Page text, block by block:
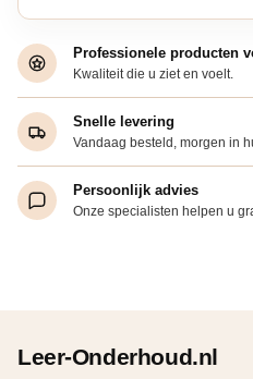
Professionele producten
Kwaliteit die u ziet en voelt.
Snelle levering
Vandaag besteld, morgen in
Persoonlijk advies
Onze specialisten helpen u
Leer-Onderhoud.nl